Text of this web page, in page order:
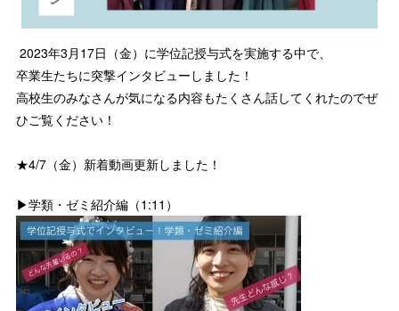
2023年3月17日（金）に学位記授与式を実施する中で、
卒業生たちに突撃インタビューしました！
高校生のみなさんが気になる内容もたくさん話してくれたのでぜ
ひご覧ください！
★4/7（金）新着動画更新しました！
▶学類・ゼミ紹介編（1:11）